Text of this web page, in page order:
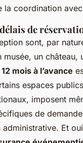
la coordination
de
sont, par
musée, un château,
mois à l’avance
espaces
imposent
de
Et